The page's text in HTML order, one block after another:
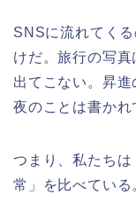
SNSに流れてく
けだ。旅行の写
出てこない。昇
夜のことは書かれ
つまり、私たちは
常」を比べている